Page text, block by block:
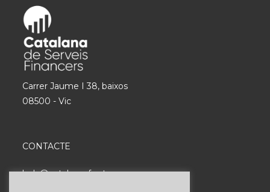
Carrer Jaume I 38, baixos
08500 - Vic
CONTACTE
hola@catalanasf.cat